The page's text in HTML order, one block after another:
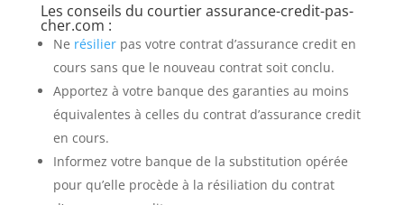
Les conseils du courtier assurance-credit-pas-
cher.com :
Ne résilierpas votre contrat d’assurance credit en
cours sans que le nouveau contrat soit conclu.
Apportez à votre banque des garanties au moins
équivalentes à celles du contrat d’assurance credit
en cours.
Informez votre banque de la substitution opérée
pour qu’elle procède à la résiliation du contrat